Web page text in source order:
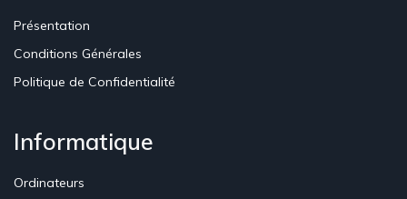
Présentation
Conditions Générales
Politique de Confidentialité
Informatique
Ordinateurs